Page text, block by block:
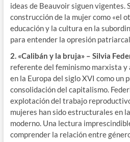
ideas de Beauvoir siguen vigentes.
construcción de la mujer como «el
educación y la cultura en la
para entender la opresión
2. «Calibán y la bruja» – Silvia
referente del feminismo marxista y
en la Europa del siglo XVI como un
consolidación del capitalismo.
explotación del trabajo
mujeres han sido estructurales en
moderno. Una lectura
comprender la relación entre